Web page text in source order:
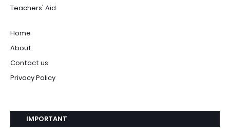
Teachers' Aid
Home
About
Contact us
Privacy Policy
IMPORTANT